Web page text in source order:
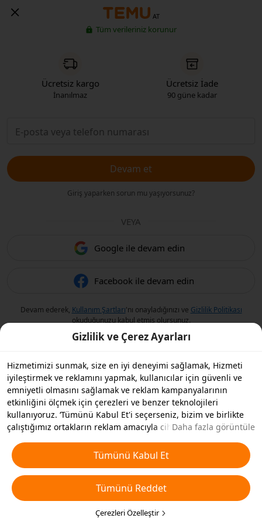
AT
Tüm verileriniz korunur
Ücretsiz kargo
İnanılmaz
Ücretsiz İade
90 güne kadar
Devam et
Giriş yaparken sorun mu yaşıyorsunuz?
VEYA
Google ile devam edin
Facebook ile devam edin
Devam ederek, Kullanım Şartları'nı onayladığınızı ve Gizlilik Politikası
okuduğunuzu kabul etmiş olursunuz.
Gizlilik ve Çerez Ayarları
Hizmetimizi sunmak, size en iyi deneyimi sağlamak, Hizmeti
iyileştirmek ve reklamını yapmak, kullanıcılar için güvenli ve
emniyetli olmasını sağlamak ve reklam kampanyalarının
etkinliğini ölçmek için çerezleri ve benzer teknolojileri
kullanıyoruz. ‘Tümünü Kabul Et'i seçerseniz, bizim ve birlikte
çalıştığımız ortakların reklam amacıyla cihazınızda çerezleri ve
Ayrıca, temel olmayan çerezlerin ’Tümünü Reddedebilir' veya
aşağıdaki ’Çerezleri Özelleştir'i tıklayarak veya gizlilik
ayarlarınızda istediğiniz zaman hangi çerez türlerini kabul
etmek veya devre dışı bırakmak istediğinizi seçebilirsiniz. Daha
fazla detay içinÇerezler ve Benzer Teknolojiler Politikamıza
Daha fazla görüntüle
Tümünü Kabul Et
Tümünü Reddet
Çerezleri Özelleştir